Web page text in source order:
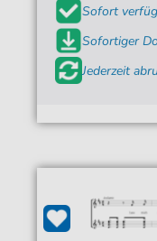
Sofort
Sofortiger
Jederzeit